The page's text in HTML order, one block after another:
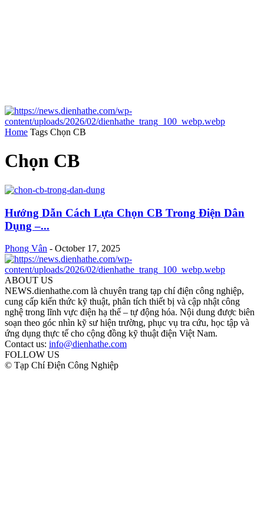
Home Tags Chọn CB
Chọn CB
Hướng Dẫn Cách Lựa Chọn CB Trong Điện Dân
Dụng –...
Phong Vân - October 17, 2025
ABOUT US
NEWS.dienhathe.com là chuyên trang tạp chí điện công nghiệp,
cung cấp kiến thức kỹ thuật, phân tích thiết bị và cập nhật công
nghệ trong lĩnh vực điện hạ thế – tự động hóa. Nội dung được biên
soạn theo góc nhìn kỹ sư hiện trường, phục vụ tra cứu, học tập và
ứng dụng thực tế cho cộng đồng kỹ thuật điện Việt Nam.
Contact us: info@dienhathe.com
FOLLOW US
© Tạp Chí Điện Công Nghiệp